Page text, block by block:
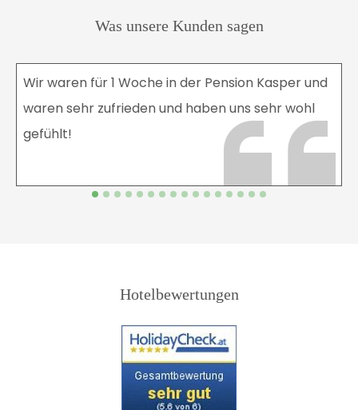
Was unsere Kunden sagen
Wir waren für 1 Woche in der Pension Kasper und
waren sehr zufrieden und haben uns sehr wohl
gefühlt!
Hotelbewertungen